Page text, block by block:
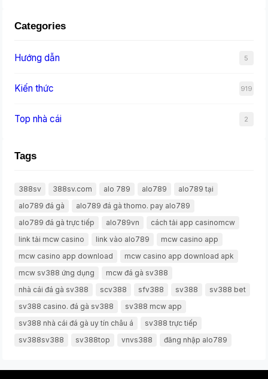
Categories
Hướng dẫn 5
Kiến thức 919
Top nhà cái 2
Tags
388sv 388sv.com alo 789 alo789
alo789 tại
alo789 đá gà
alo789 đá gà thomo. pay alo789
alo789 đá gà trực tiếp
alo789vn
cách tải app casinomcw
link tải mcw casino
link vào alo789
mcw casino app
mcw casino app download
mcw casino app download apk
mcw sv388 ứng dụng
mcw đá gà sv388
nhà cái đá gà sv388
scv388 sfv388 sv388
sv388 bet
sv388 casino. đá gà sv388
sv388 mcw app
sv388 nhà cái đá gà uy tín châu á
sv388 trực tiếp
sv388sv388
sv388top vnvs388 đăng nhập alo789